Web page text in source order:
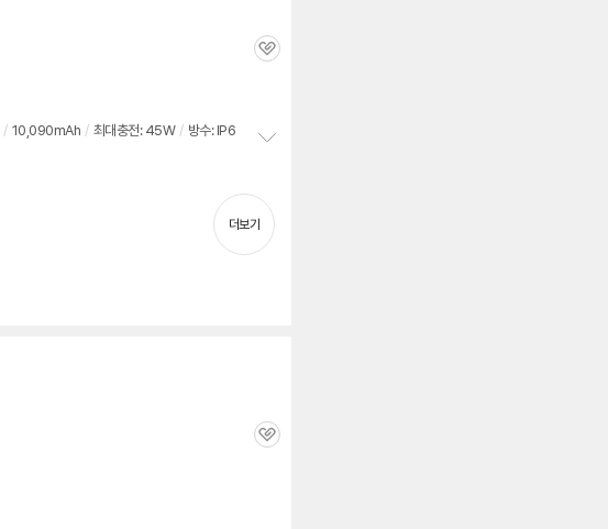
관
/ 10,090mAh / 최대충전: 45W / 방수: IP6
치
기
더보기
관